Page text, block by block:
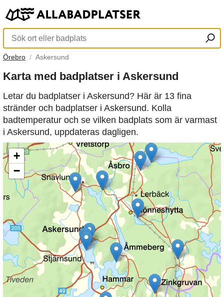
Örebro Askersund
Karta med badplatser i Askersund
Letar du badplatser i Askersund? Här är 13 fina
stränder och badplatser i Askersund. Kolla
badtemperatur och se vilken badplats som är varmast
i Askersund, uppdateras dagligen.
+
−